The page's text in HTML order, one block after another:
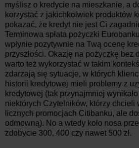
myślisz o kredycie na mieszkanie, a
korzystać z jakichkolwiek produktów
pokazać, że kredyt nie jest Ci
Terminowa spłata pożyczki
wpłynie pozytywnie na Twą ocenę
przyszłości. Okazję na pożyczkę bez
warto też wykorzystać w takim
zdarzają się sytuacje, w których
historii kredytowej mieli problemy z
kredytowej (tak przynajmniej
niektórych Czytelników, którzy chcieli
licznych promocjach Citibanku, ale
odmowną). No a wtedy koło nosa
zdobycie 300, 400 czy nawet 500 zł.